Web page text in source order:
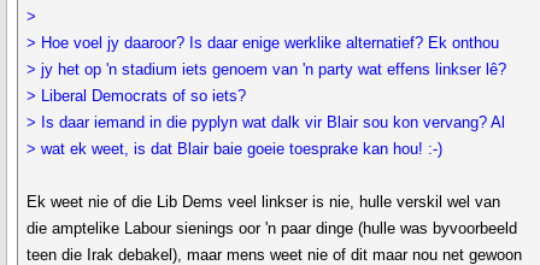
>
> Hoe voel jy daaroor? Is daar enige werklike alternatief? Ek onthou
> jy het op 'n stadium iets genoem van 'n party wat effens linkser lê?
> Liberal Democrats of so iets?
> Is daar iemand in die pyplyn wat dalk vir Blair sou kon vervang? Al
> wat ek weet, is dat Blair baie goeie toesprake kan hou! :-)
Ek weet nie of die Lib Dems veel linkser is nie, hulle verskil wel van
die amptelike Labour sienings oor 'n paar dinge (hulle was byvoorbeeld
teen die Irak debakel), maar mens weet nie of dit maar nou net gewoon